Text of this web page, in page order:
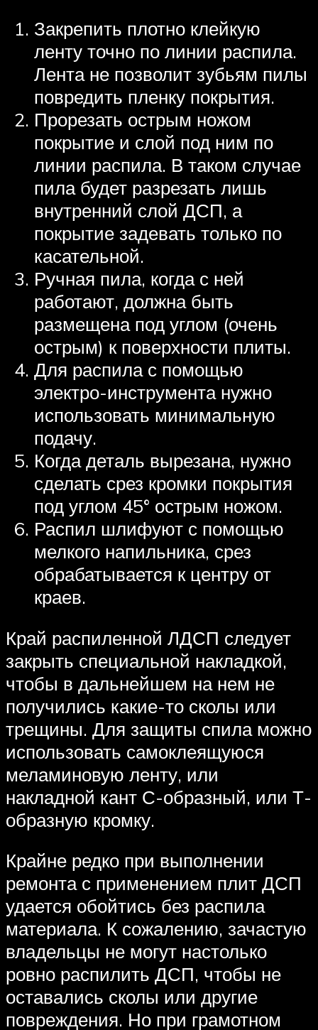
Закрепить плотно клейкую
ленту точно по линии распила.
Лента не позволит зубьям пилы
повредить пленку покрытия.
Прорезать острым ножом
покрытие и слой под ним по
линии распила. В таком случае
пила будет разрезать лишь
внутренний слой ДСП, а
покрытие задевать только по
касательной.
Ручная пила, когда с ней
работают, должна быть
размещена под углом (очень
острым) к поверхности плиты.
Для распила с помощью
электро-инструмента нужно
использовать минимальную
подачу.
Когда деталь вырезана, нужно
сделать срез кромки покрытия
под углом 45° острым ножом.
Распил шлифуют с помощью
мелкого напильника, срез
обрабатывается к центру от
краев.
Край распиленной ЛДСП следует
закрыть специальной накладкой,
чтобы в дальнейшем на нем не
получились какие-то сколы или
трещины. Для защиты спила можно
использовать самоклеящуюся
меламиновую ленту, или
накладной кант С-образный, или Т-
образную кромку.
Крайне редко при выполнении
ремонта с применением плит ДСП
удается обойтись без распила
материала. К сожалению, зачастую
владельцы не могут настолько
ровно распилить ДСП, чтобы не
оставались сколы или другие
повреждения. Но при грамотном